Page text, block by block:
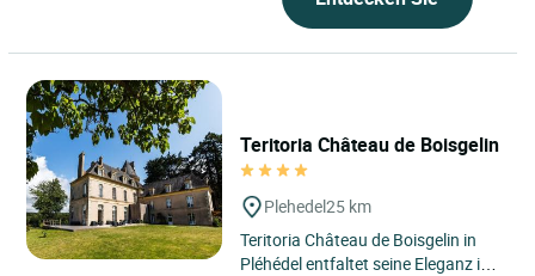
Teritoria Château de Boisgelin
Plehedel25 km
Teritoria Château de Boisgelin in
Pléhédel entfaltet seine Eleganz im